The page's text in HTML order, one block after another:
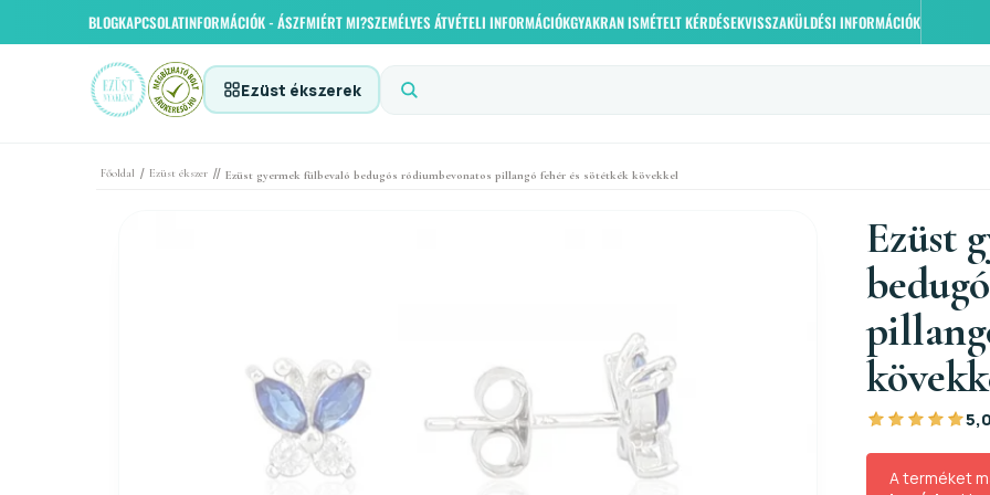
BLOGKAPCSOLATINFORMÁCIÓK - ÁSZFMIÉRT MI?SZEMÉLYES ÁTVÉTELI INFORMÁCIÓKGYAKRAN ISMÉTELT KÉRDÉSEKVISSZAKÜLDÉSI INFORMÁCIÓK
Ezüst ékszerek
Főoldal / Ezüst ékszer // Ezüst gyermek fülbevaló bedugós ródiumbevonatos pillangó fehér és sötétkék kövekkel
Ezüst
A terméket